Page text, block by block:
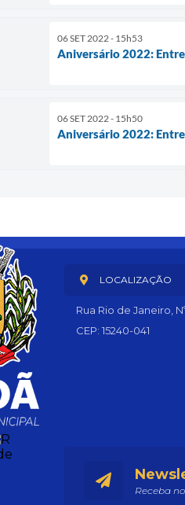
06 SET 2022 - 15h53
Aniversário 2022:
06 SET 2022 - 15h50
Aniversário 2022:
LOCALIZAÇÃO
Rua Rio de Janeiro,
CEP: 15240-041
Receba